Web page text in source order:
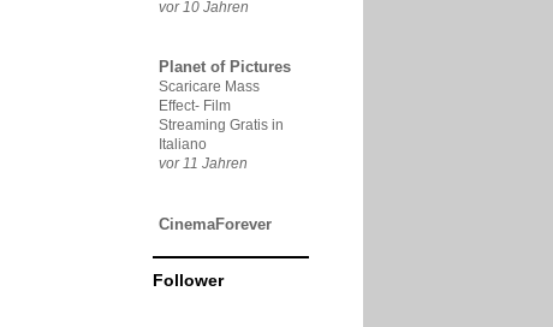
vor 10 Jahren
Planet of Pictures
Scaricare Mass
Effect- Film
Streaming Gratis in
Italiano
vor 11 Jahren
CinemaForever
Follower